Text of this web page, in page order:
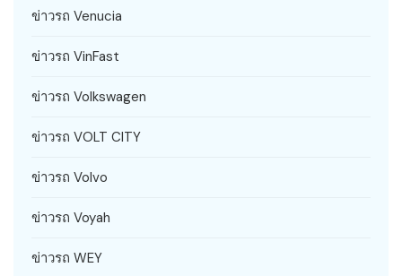
ข่าวรถ Venucia
ข่าวรถ VinFast
ข่าวรถ Volkswagen
ข่าวรถ VOLT CITY
ข่าวรถ Volvo
ข่าวรถ Voyah
ข่าวรถ WEY